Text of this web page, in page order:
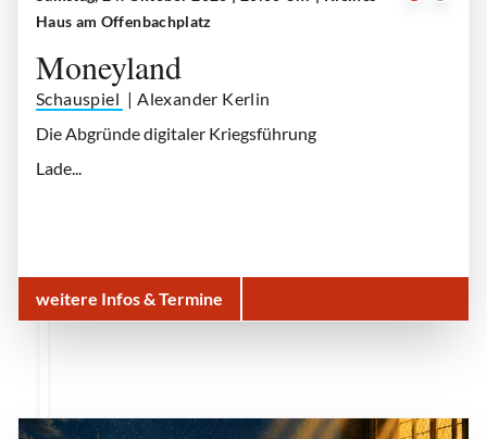
Haus am Offenbachplatz
Moneyland
Schauspiel | Alexander Kerlin
Die Abgründe digitaler Kriegsführung
Lade...
weitere Infos & Termine